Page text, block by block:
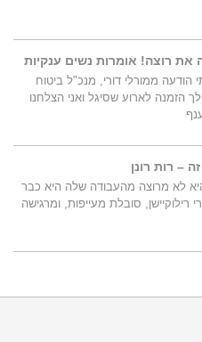
את רוצה! אומרות נשים ענקיות
הודעה ממורלי דורי, מנכ"ל ביטוח
הזמנה לארוע שסיגל ואני הצלחנו
– רות רונן
לא מרוצה מהעבודה שלה היא כבר
רילוקיישן, סובלת מעייפות, ומרגישה